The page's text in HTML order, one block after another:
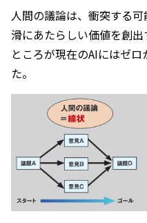
人間の議論は、衝突する
滑にあたらしい価値を創出
ところが現在のAIにはゼ
た。